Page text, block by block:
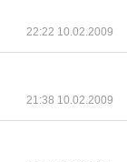
22:22 10.02.2009
21:38 10.02.2009